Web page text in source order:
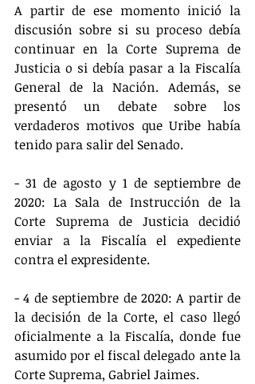
A partir de ese momento inició la
discusión sobre si su proceso debía
continuar en la Corte Suprema de
Justicia o si debía pasar a la Fiscalía
General de la Nación. Además, se
presentó un debate sobre los
verdaderos motivos que Uribe había
tenido para salir del Senado.
- 31 de agosto y 1 de septiembre de
2020: La Sala de Instrucción de la
Corte Suprema de Justicia decidió
enviar a la Fiscalía el expediente
contra el expresidente.
- 4 de septiembre de 2020: A partir de
la decisión de la Corte, el caso llegó
oficialmente a la Fiscalía, donde fue
asumido por el fiscal delegado ante la
Corte Suprema, Gabriel Jaimes.